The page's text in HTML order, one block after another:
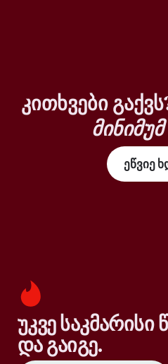
კითხვები
მინიმუმ
ეწვიე
უკვე საკმარისი
და გაიგე.